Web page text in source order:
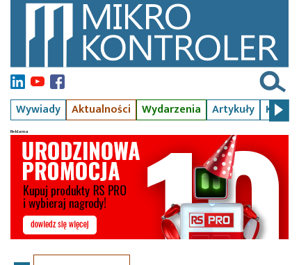
Wywiady Aktualności Wydarzenia Artykuły Kursy